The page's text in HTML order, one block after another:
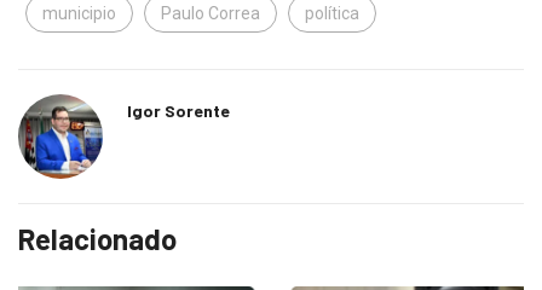
municipio Paulo Correa política
Igor Sorente
Relacionado